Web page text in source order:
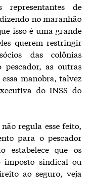
representantes de
no maranhão
isso é uma grande
querem restringir
das colônias
pescador, as outras
manobra, talvez
do INSS do
regula esse feito,
para o pescador
estabelece que os
imposto sindical ou
ao seguro, veja